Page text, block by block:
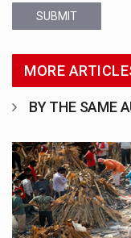
SUBMIT
MORE
BY THE SAME